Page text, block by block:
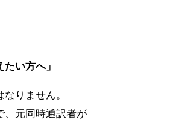
い方へ」
りません。
、元同時通訳者が